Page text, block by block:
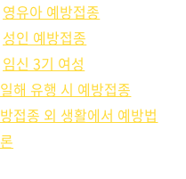
영유아 예방접종
성인 예방접종
임신 3기 여성
해 유행 시 예방접종
접종 외 생활에서 예방법